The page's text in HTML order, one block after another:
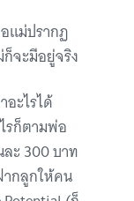
อแม่ปรากฏ
จะมีอยู่จริง
ะไรได้
รก็ตามพ่อ
ะ 300 บาท
กลูกให้คน